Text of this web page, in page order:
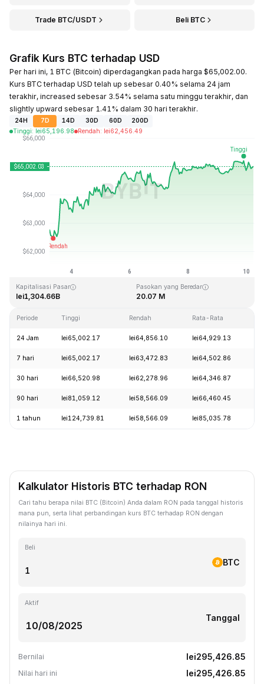
Trade BTC/USDT Beli BTC
Grafik Kurs BTC terhadap USD
Per hari ini, 1 BTC (Bitcoin) diperdagangkan pada harga $65,002.00.
Kurs BTC terhadap USD telah up sebesar 0.40% selama 24 jam
terakhir, increased sebesar 3.54% selama satu minggu terakhir, dan
slightly upward sebesar 1.41% dalam 30 hari terakhir.
24H 7D 14D 30D 60D
200D
Tinggi: lei65,196.98 Rendah: lei62,456.49
Terakhir Diperbarui: 2026-08-10, 05:27 GMT+0
Kapitalisasi Pasar
lei1,304.66B
Pasokan yang Beredar
20.07 M
Periode Tinggi Rendah Rata-Rata
24 Jam lei65,002.17 lei64,856.10 lei64,929.13
7 hari lei65,002.17 lei63,472.83 lei64,502.86
30 hari lei66,520.98 lei62,278.96 lei64,346.87
90 hari lei81,059.12 lei58,566.09 lei66,460.45
1 tahun lei124,739.81 lei58,566.09 lei85,035.78
Kalkulator Historis BTC terhadap RON
Cari tahu berapa nilai BTC (Bitcoin) Anda dalam RON pada tanggal historis
mana pun, serta lihat perbandingan kurs BTC terhadap RON dengan
nilainya hari ini.
Beli
BTC
Aktif
Tanggal
Bernilai lei295,426.85
Nilai hari ini lei295,426.85